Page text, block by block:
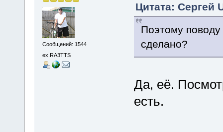
Сообщений: 1544
ex.RA3TTS
Цитата: Сергей
Поэтому поводу
сделано?
Да, её.
есть.